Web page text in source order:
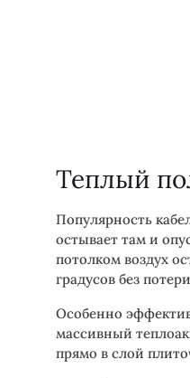
Теплый
Популярность
остывает там и
потолком воздух
градусов без
Особенно
массивный
прямо в слой